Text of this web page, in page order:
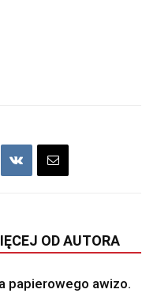
OD AUTORA
papierowego awizo.